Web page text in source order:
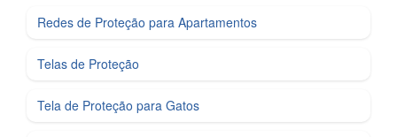
Redes de Proteção para Apartamentos
Telas de Proteção
Tela de Proteção para Gatos